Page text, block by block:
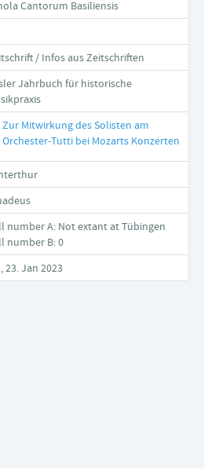
Cantorum Basiliensis
/ Infos aus Zeitschriften
Jahrbuch für historische
Zur Mitwirkung des Solisten am
Orchester-Tutti bei Mozarts Konzerten
number A: Not extant at Tübingen
number B: 0
23. Jan 2023